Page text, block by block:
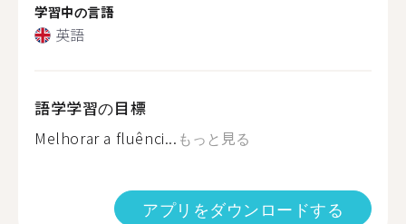
学習中の言語
英語
語学学習の目標
Melhorar a fluênci... もっと見る
アプリをダウンロードする